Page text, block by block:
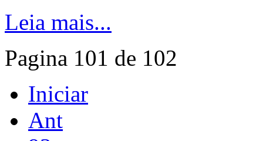
Leia mais...
Pagina 101 de 102
Iniciar
Ant